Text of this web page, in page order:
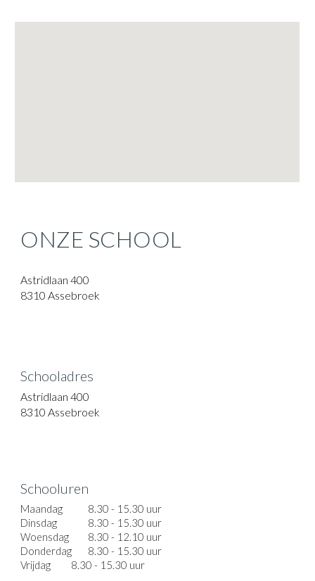
ONZE SCHOOL
Astridlaan 400
8310 Assebroek
Schooladres
Astridlaan 400
8310 Assebroek
Schooluren
Maandag
8.30 - 15.30 uur
Dinsdag
8.30 - 15.30 uur
Woensdag
8.30 - 12.10 uur
Donderdag
8.30 - 15.30 uur
Vrijdag
8.30 - 15.30 uur